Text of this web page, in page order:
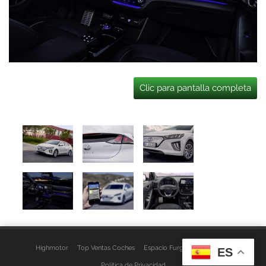
Clic para pantalla completa
Highmotor Top Ventas Coches Espacio Furgo Aviso Legal
ES